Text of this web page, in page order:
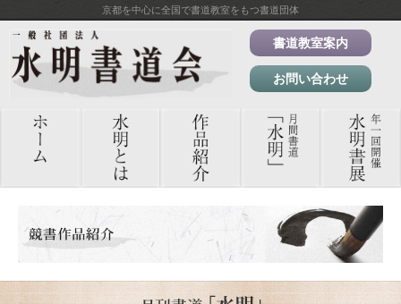
京都を中心に全国で書道教室をもつ書道団体
書道教室案内
お問い合わせ